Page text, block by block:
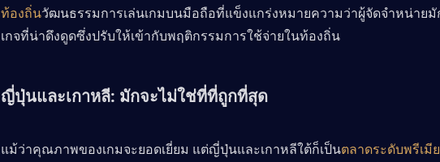
ท้องถิ่นวัฒนธรรมการเล่นเกมบนมือถือที่แข็งแกร่งหมายความว่าผู้จัดจำหน่าย
เกจที่น่าดึงดูดซึ่งปรับให้เข้ากับพฤติกรรมการใช้จ่ายในท้องถิ่น
ญี่ปุ่นและเกาหลี: มักจะไม่ใช่ที่ที่ถูกที่สุด
แม้ว่าคุณภาพของเกมจะยอดเยี่ยม แต่ญี่ปุ่นและเกาหลีใต้ก็เป็นตลาดระดับพรีเมี